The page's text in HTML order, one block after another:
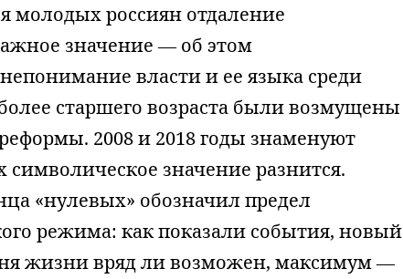
молодых россиян отдаление
значение — об этом
власти и ее языка среди
старшего возраста были возмущены
2008 и 2018 годы знаменуют
значение разнится.
«нулевых» обозначил предел
режима: как показали события, новый
жизни вряд ли возможен, максимум —